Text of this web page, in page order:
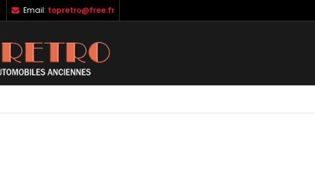
Email: topretro@free.fr